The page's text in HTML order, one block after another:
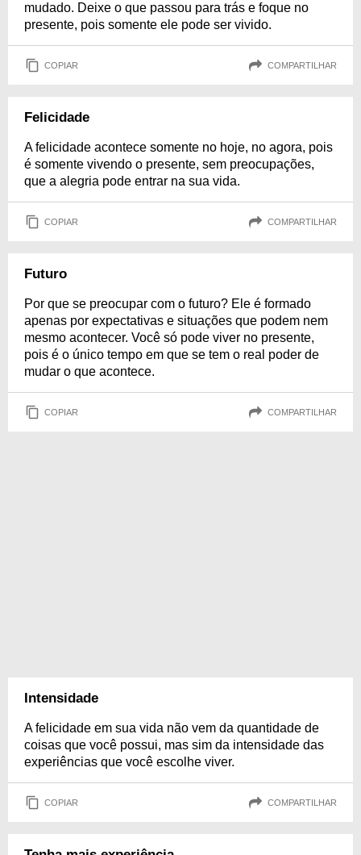
mudado. Deixe o que passou para trás e foque no
presente, pois somente ele pode ser vivido.
COPIAR COMPARTILHAR
Felicidade
A felicidade acontece somente no hoje, no agora, pois
é somente vivendo o presente, sem preocupações,
que a alegria pode entrar na sua vida.
COPIAR COMPARTILHAR
Futuro
Por que se preocupar com o futuro? Ele é formado
apenas por expectativas e situações que podem nem
mesmo acontecer. Você só pode viver no presente,
pois é o único tempo em que se tem o real poder de
mudar o que acontece.
COPIAR COMPARTILHAR
Intensidade
A felicidade em sua vida não vem da quantidade de
coisas que você possui, mas sim da intensidade das
experiências que você escolhe viver.
COPIAR COMPARTILHAR